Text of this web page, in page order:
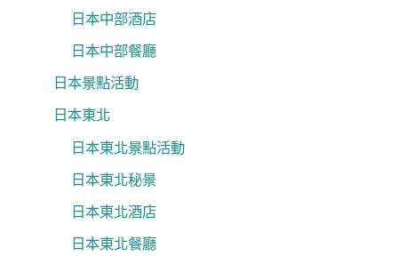
日本中部酒店
日本中部餐廳
日本景點活動
日本東北
日本東北景點活動
日本東北秘景
日本東北酒店
日本東北餐廳